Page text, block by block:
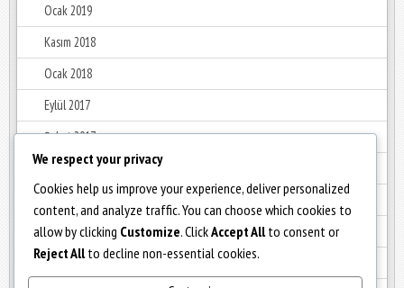
Ocak 2019
Kasım 2018
Ocak 2018
Eylül 2017
Şubat 2017
Ocak 2017
Aralık 2016
Haziran 2016
Mayıs 2016
We respect your privacy
Cookies help us improve your experience, deliver personalized
content, and analyze traffic. You can choose which cookies to
allow by clicking Customize. ClickAccept Allto consent or
Reject Allto decline non-essential cookies.